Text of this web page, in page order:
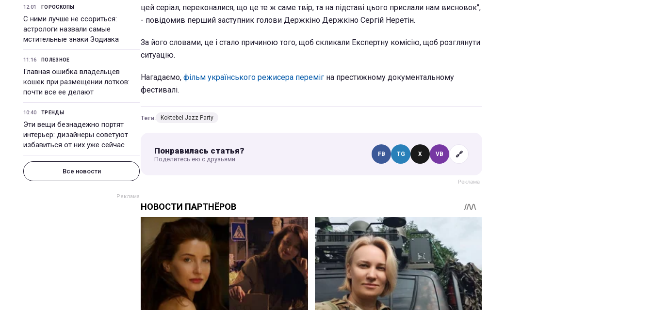
12:01 ГОРОСКОПЫ
С ними лучше не ссориться:
астрологи назвали самые
мстительные знаки Зодиака
11:16 ПОЛЕЗНОЕ
Главная ошибка владельцев
кошек при размещении лотков:
почти все ее делают
10:40 ТРЕНДЫ
Эти вещи безнадежно портят
интерьер: дизайнеры советуют
избавиться от них уже сейчас
Все новости
цей серіал, переконалися, що це те ж саме твір, та на підставі цього прислали нам висновок",
- повідомив перший заступник голови Держкіно Держкіно Сергій Неретін.
За його словами, це і стало причиною того, щоб скликали Експертну комісію, щоб розглянути
ситуацію.
Нагадаємо, фільм українського режисера переміг на престижному документальному
фестивалі.
Теги: Koktebel Jazz Party
Понравилась статья?
Поделитесь ею с друзьями
FB TG X VB 🔗